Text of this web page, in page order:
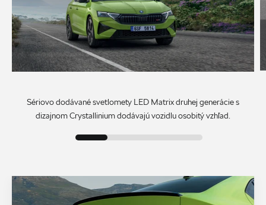
Sériovo dodávané svetlomety LED Matrix druhej generácie s
dizajnom Crystallinium dodávajú vozidlu osobitý vzhľad.